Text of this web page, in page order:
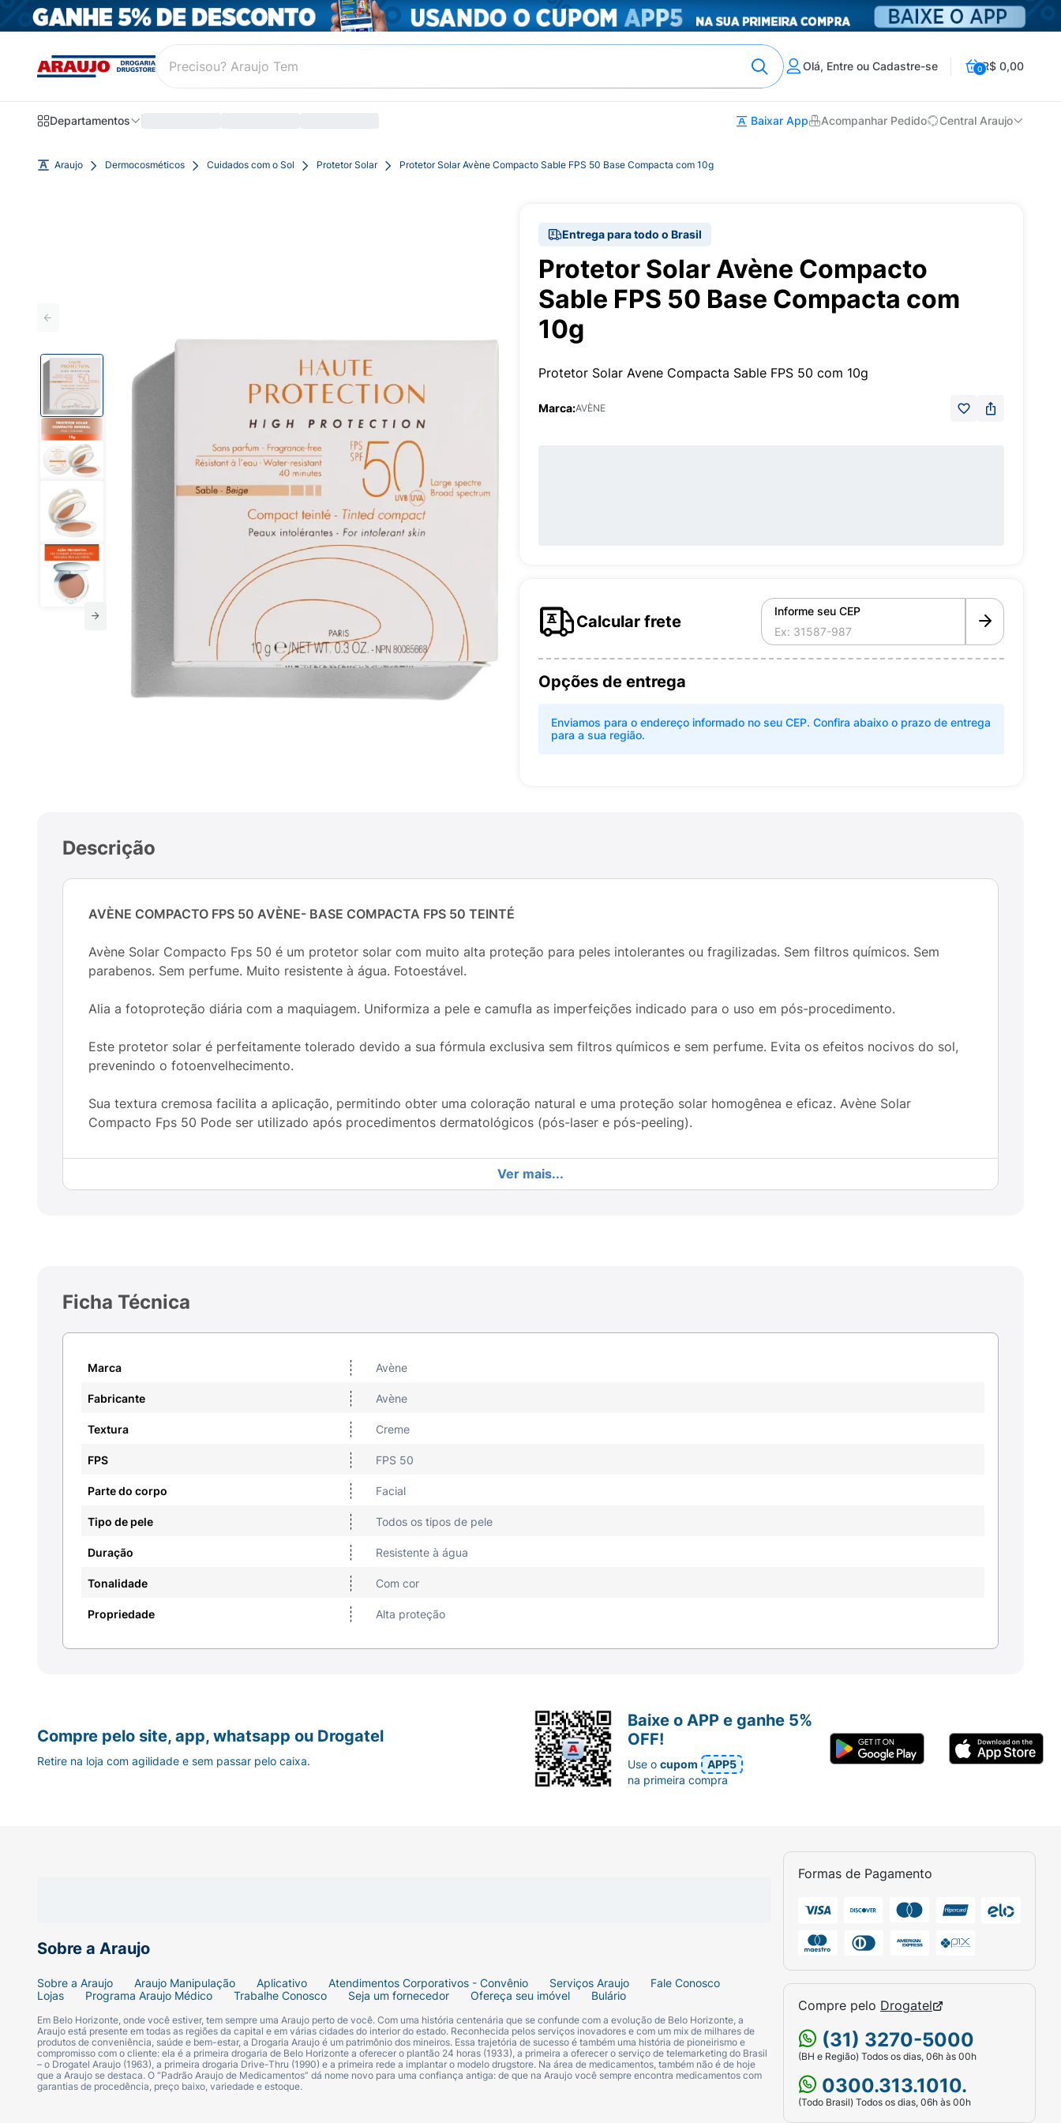
Olá, Entre ou Cadastre-se 0R$ 0,00
Departamentos Baixar App Acompanhar Pedido Central Araujo
Araujo Dermocosméticos Cuidados com o Sol Protetor Solar Protetor Solar Avène Compacto Sable FPS 50 Base Compacta com 10g
Entrega para todo o Brasil
Protetor Solar Avène Compacto
Sable FPS 50 Base Compacta com
10g
Protetor Solar Avene Compacta Sable FPS 50 com 10g
Marca:AVÈNE
Calcular frete
Informe seu CEP
Opções de entrega
Enviamos para o endereço informado no seu CEP. Confira abaixo o prazo de entrega
para a sua região.
Descrição
AVÈNE COMPACTO FPS 50 AVÈNE- BASE COMPACTA FPS 50 TEINTÉ
Avène Solar Compacto Fps 50 é um protetor solar com muito alta proteção para peles intolerantes ou fragilizadas. Sem filtros químicos. Sem
parabenos. Sem perfume. Muito resistente à água. Fotoestável.
Alia a fotoproteção diária com a maquiagem. Uniformiza a pele e camufla as imperfeições indicado para o uso em pós-procedimento.
Este protetor solar é perfeitamente tolerado devido a sua fórmula exclusiva sem filtros químicos e sem perfume. Evita os efeitos nocivos do sol,
prevenindo o fotoenvelhecimento.
Sua textura cremosa facilita a aplicação, permitindo obter uma coloração natural e uma proteção solar homogênea e eficaz. Avène Solar
Compacto Fps 50 Pode ser utilizado após procedimentos dermatológicos (pós-laser e pós-peeling).
Ver mais...
Ficha Técnica
Marca Avène
Fabricante Avène
Textura Creme
FPS FPS 50
Parte do corpo Facial
Tipo de pele Todos os tipos de pele
Duração Resistente à água
Tonalidade Com cor
Propriedade Alta proteção
Sobre a Araujo
Sobre a Araujo Araujo Manipulação Aplicativo Atendimentos Corporativos - Convênio Serviços Araujo
Fale Conosco
Lojas
Programa Araujo Médico Trabalhe Conosco Seja um fornecedor Ofereça seu imóvel Bulário
Em Belo Horizonte, onde você estiver, tem sempre uma Araujo perto de você. Com uma história centenária que se confunde com a evolução de Belo Horizonte, a
Araujo está presente em todas as regiões da capital e em várias cidades do interior do estado. Reconhecida pelos serviços inovadores e com um mix de milhares de
produtos de conveniência, saúde e bem-estar, a Drogaria Araujo é um patrimônio dos mineiros. Essa trajetória de sucesso é também uma história de pioneirismo e
compromisso com o cliente: ela é a primeira drogaria de Belo Horizonte a oferecer o plantão 24 horas (1933), a primeira a oferecer o serviço de telemarketing do Brasil
– o Drogatel Araujo (1963), a primeira drogaria Drive-Thru (1990) e a primeira rede a implantar o modelo drugstore. Na área de medicamentos, também não é de hoje
que a Araujo se destaca. O “Padrão Araujo de Medicamentos” dá nome novo para uma confiança antiga: de que na Araujo você sempre encontra medicamentos com
garantias de procedência, preço baixo, variedade e estoque.
Formas de Pagamento
Compre pelo Drogatel
(31) 3270-5000
(BH e Região) Todos os dias, 06h às 00h
0300.313.1010.
(Todo Brasil) Todos os dias, 06h às 00h
Compre pelo site, app, whatsapp ou Drogatel
Retire na loja com agilidade e sem passar pelo caixa.
Baixe o APP e ganhe 5%
OFF!
Use ocupom
APP5
na primeira compra